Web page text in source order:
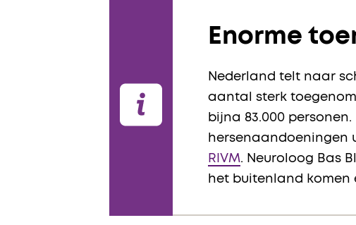
Enorme
Nederland telt naar
aantal sterk
bijna 83.000
hersenaandoeningen
RIVM. Neuroloog Bas
het buitenland komen